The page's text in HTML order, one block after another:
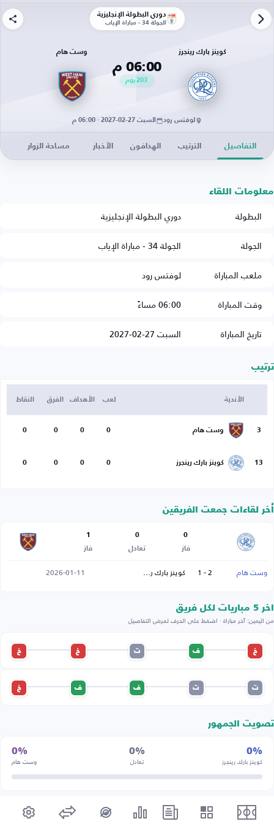
دوري البطولة الإنجليزية
الجولة 34 - مباراة الإياب
كوينز بارك رينجرز
06:00 م
203يوم
وست هام
لوفتس رود السبت 27-02-2027 · 06:00 م
التفاصيل الترتيب الهدافون الأخبار مساحة الزوار
معلومات اللقاء
البطولة
دوري البطولة الإنجليزية
الجولة
الجولة 34 - مباراة الإياب
ملعب المباراة
لوفتس رود
وقت المباراة
06:00 مساءً
تاريخ المباراة
السبت 27-02-2027
ترتيب
الأندية لعب الأهداف الفرق النقاط
3 وست هام 0
0
0
0
13 كوينز بارك رينجرز 0
0
0
0
أخر لقاءات جمعت الفريقين
0
فاز
0
تعادل
1
فاز
وست هام 2 - 1 كوينز بارك رينجرز 2026-01-11
اخر 5 مباريات لكل فريق
من اليمين: آخر مباراة · اضغط على الحرف لعرض التفاصيل
خ ف ت خ خ
ت ت ف ف خ
تصويت الجمهور
0%
كوينز بارك رينجرز
0%
تعادل
0%
وست هام